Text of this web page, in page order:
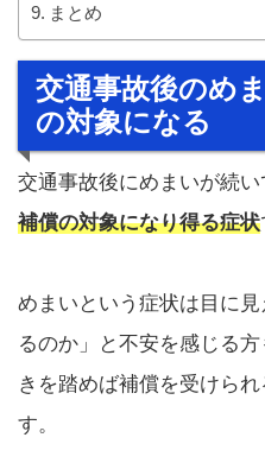
まとめ
交通事故後のめ
の対象になる
交通事故後にめまいが続い
補償の対象になり得る症状
めまいという症状は目に
るのか」と不安を感じる
きを踏めば補償を受けら
す。